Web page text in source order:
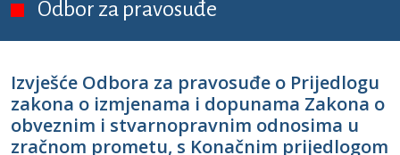
Odbor za pravosuđe
Izvješće Odbora za pravosuđe o Prijedlogu
zakona o izmjenama i dopunama Zakona o
obveznim i stvarnopravnim odnosima u
zračnom prometu, s Konačnim prijedlogom